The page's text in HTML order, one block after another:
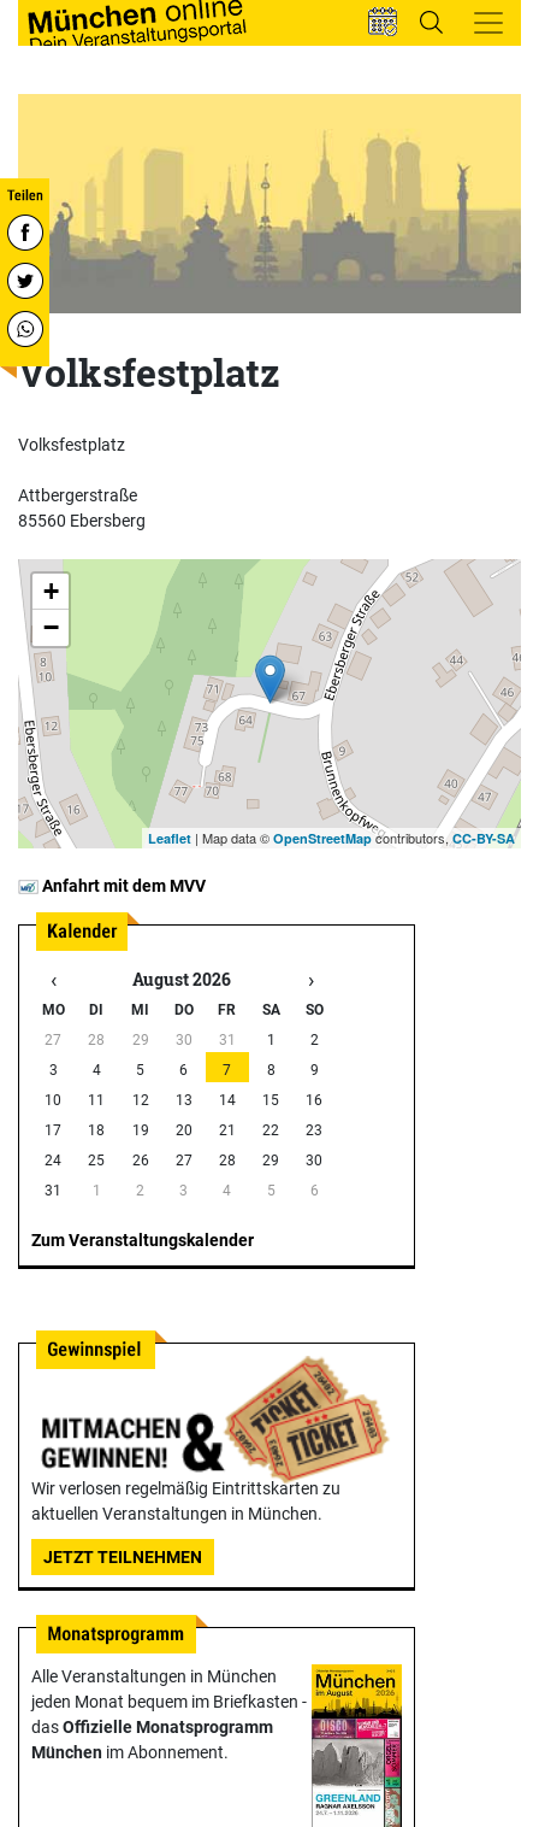
Volksfestplatz
Volksfestplatz
Attbergerstraße
85560 Ebersberg
+
−
Leaflet | Map data © OpenStreetMapcontributors, CC-BY-SA
Anfahrt mit dem MVV
‹ August 2026 ›
MO DI MI DO FR SA
SO
27
28 29 30 31 1
2
3
4 5 6 7 8
9
10
11 12 13 14 15
16
17
18 19 20 21 22
23
24
25 26 27 28 29
30
31
1 2 3 4 5 6
Zum Veranstaltungskalender
Wir verlosen regelmäßig Eintrittskarten zu
aktuellen Veranstaltungen in München.
JETZT TEILNEHMEN
Alle Veranstaltungen in München
jeden Monat bequem im Briefkasten -
dasOffizielle Monats­programm
München im Abonnement.